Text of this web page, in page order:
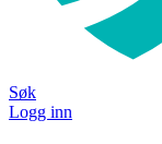
Søk
Logg inn